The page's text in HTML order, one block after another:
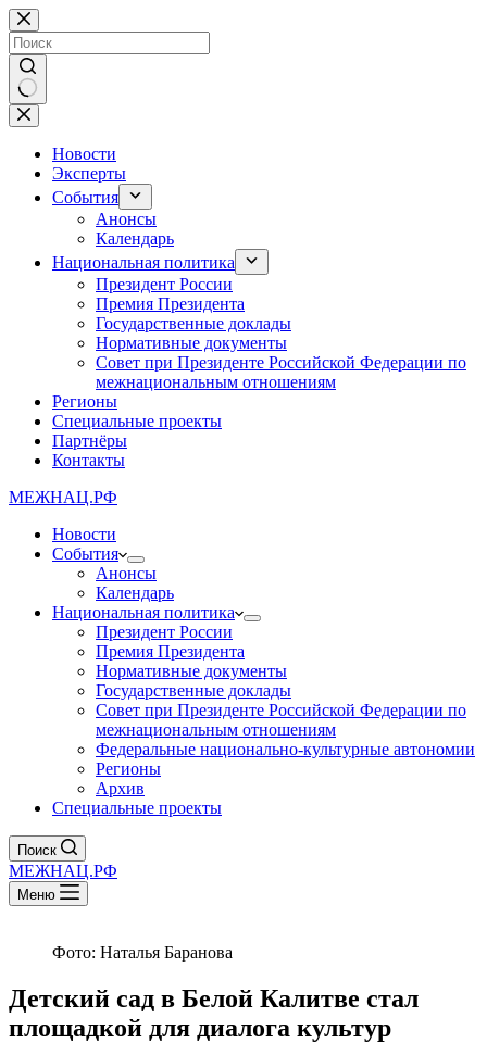
Перейти
к
сути
Ничего
не
найденоНовости
Эксперты
События
Анонсы
Календарь
Национальная политика
Президент России
Премия Президента
Государственные доклады
Нормативные документы
Совет при Президенте Российской Федерации по
межнациональным отношениям
Регионы
Специальные проекты
Партнёры
Контакты
МЕЖНАЦ.РФ
Новости
События
Анонсы
Календарь
Национальная политика
Президент России
Премия Президента
Нормативные документы
Государственные доклады
Совет при Президенте Российской Федерации по
межнациональным отношениям
Федеральные национально-культурные автономии
Регионы
Архив
Специальные проекты
Поиск
МЕЖНАЦ.РФ
Меню
Фото: Наталья Баранова
Детский сад в Белой Калитве стал
площадкой для диалога культур